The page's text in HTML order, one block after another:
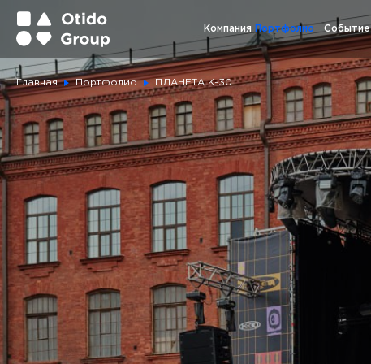
Компания Портфолио Событие
Главная Портфолио ПЛАНЕТА К-30